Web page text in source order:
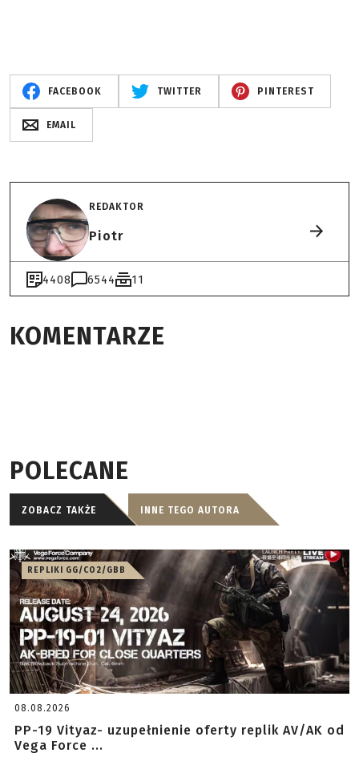
FACEBOOK TWITTER PINTEREST
EMAIL
REDAKTOR
Piotr
4408 6544 11
KOMENTARZE
POLECANE
ZOBACZ TAKŻE INNE TEGO AUTORA
REPLIKI GG/CO2/GBB
08.08.2026
PP-19 Vityaz- uzupełnienie oferty replik AV/AK od
Vega Force ...